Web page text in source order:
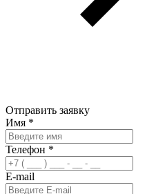
Отправить заявку
Имя *
Телефон *
E-mail